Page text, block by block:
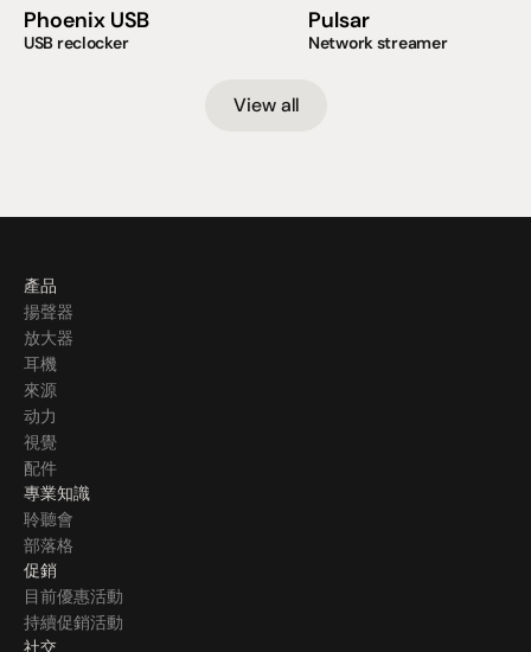
Phoenix USB
USB reclocker
Pulsar
Network streamer
View all
產品
揚聲器
放大器
耳機
來源
动力
視覺
配件
專業知識
聆聽會
部落格
促銷
目前優惠活動
持續促銷活動
社交